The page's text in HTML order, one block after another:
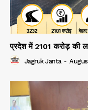
प्रदेश में 2101 करोड़ की
Jagruk Janta -